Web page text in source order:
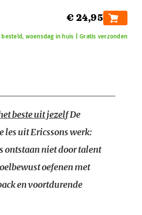
€ 24,95
besteld, woensdag in huis | Gratis verzonden
beste uit jezelfDe
les uit Ericssons werk:
ontstaan niet door talent
oefenen met
en voortdurende